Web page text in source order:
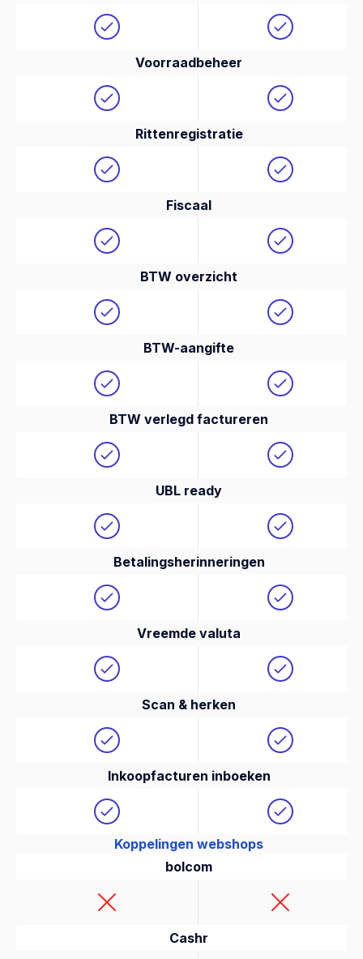
Voorraadbeheer
Rittenregistratie
Fiscaal
BTW overzicht
BTW-aangifte
BTW verlegd factureren
UBL ready
Betalingsherinneringen
Vreemde valuta
Scan & herken
Inkoopfacturen inboeken
Koppelingen webshops
bolcom
Cashr